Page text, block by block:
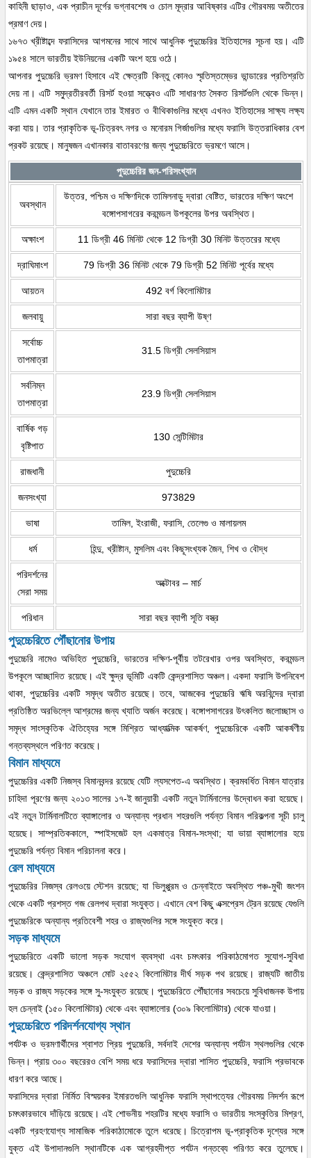
কাহিনী ছাড়াও, এক প্রাচীন দূর্গের ভগ্নাবশেষ ও চোল মূদ্রার আবিষ্কার এটির গৌরবময় অতীতের
প্রমাণ দেয়।
১৬৭৩ খ্রীষ্টাব্দে ফরাসিদের আগমনের সাথে সাথে আধুনিক পুদুচ্চেরির ইতিহাসের সূচনা হয়। এটি
১৯৫৪ সালে ভারতীয় ইউনিয়নের একটি অংশ হয়ে ওঠে।
আপনার পুদুচ্চেরি ভ্রমণ হিসাবে এই ক্ষেত্রটি কিন্তু কোনও স্মৃতিস্তম্ভের ভান্ডারের প্রতিশ্রতি
দেয় না। এটি সমু্দ্রতীরবর্তী রিসর্ট হওয়া সত্ত্বেও এটি সাধারণত সৈকত রিসর্টগুলি থেকে ভিন্ন।
এটি এমন একটি স্থান যেখানে তার ইমারত ও বীথিকাগুলির মধ্যে এখনও ইতিহাসের সাক্ষ্য লক্ষ্য
করা যায়। তার প্রাকৃতিক ভূ-চিত্রবৎ নগর ও মনোরম গির্জাগুলির মধ্যে ফরাসি উত্তরাধিকার বেশ
প্রকট রয়েছে। মানুষজন এখানকার বাতাবরণের জন্য পুদুচ্চেরিতে ভ্রমণে আসে।
পুদুচ্চেরির জন-পরিসংখ্যান
অবস্থান
উত্তর, পশ্চিম ও দক্ষিণদিকে তামিলনাড়ু দ্বারা বেষ্টিত, ভারতের দক্ষিণ অংশে
বঙ্গোপসাগরের করমন্ডল উপকূলের উপর অবস্থিত।
অক্ষাংশ 11 ডিগ্রী 46 মিনিট থেকে 12 ডিগ্রী 30 মিনিট উত্তরের মধ্যে
দ্রাঘিমাংশ 79 ডিগ্রী 36 মিনিট থেকে 79 ডিগ্রী 52 মিনিট পূর্বের মধ্যে
আয়তন 492 বর্গ কিলোমিটার
জলবায়ু সারা বছর ব্যাপী উষ্ণ
সর্বোচ্চ
তাপমাত্রা
31.5 ডিগ্রী সেলসিয়াস
সর্বনিম্ন
তাপমাত্রা
23.9 ডিগ্রী সেলসিয়াস
বার্ষিক গড়
বৃষ্টিপাত
130 সেন্টিমিটার
রাজধানী পুদুচ্চেরি
জনসংখ্যা 973829
ভাষা তামিল, ইংরাজী, ফরাসি, তেলেগু ও মালায়লম
ধর্ম হিন্দু, খ্রীষ্টান, মুসলিম এবং কিছূসংখ্যক জৈন, শিখ ও বৌদ্ধ
পরিদর্শনের
সেরা সময়
অক্টোবর – মার্চ
পরিধান সারা বছর ব্যাপী সূতি বস্ত্র
পুদুচ্চেরিতে পৌঁছানোর উপায়
পুদুচ্চেরি নামেও অভিহিত পুদুচ্চেরি, ভারতের দক্ষিণ-পূর্বীয় তটরেখার ওপর অবস্থিত, করমন্ডল
উপকূলে আচ্ছাদিত রয়েছে। এই ক্ষুদ্র ভূমিটি একটি কেন্দ্রশাসিত অঞ্চল। একদা ফরাসি উপনিবেশ
থাকা, পুদুচ্চেরির একটি সমৃদ্ধ অতীত রয়েছে। তবে, আজকের পুদুচ্চেরি ঋষি অরবিন্দের দ্বারা
প্রতিষ্ঠিত অরভিল্লে আশ্রমের জন্য খ্যাতি অর্জন করেছে। বঙ্গোপসাগরের উৎকলিত জলোচ্ছাস ও
সমৃদ্ধ সাংস্কৃতিক ঐতিহ্যের সঙ্গে মিশ্রিত আধ্যাত্মিক আকর্ষণ, পুদুচ্চেরিকে একটি আকর্ষণীয়
গন্তব্যস্থলে পরিণত করেছে।
বিমান মাধ্যমে
পুদুচ্চেরির একটি নিজস্ব বিমানবন্দর রয়েছে যেটি ল্যসপেত-এ অবস্থিত। ক্রমবর্ধিত বিমান যাত্রার
চাহিদা পূরণের জন্য ২০১৩ সালের ১৭-ই জানুয়ারী একটি নতুন টার্মিনালের উদ্বোধন করা হয়েছে।
এই নতুন টার্মিনালটিতে ব্যাঙ্গালোর ও অন্যান্য প্রধান শহরগুলি পর্যন্ত বিমান পরিকল্পনা সূচী চালু
হয়েছে। সাম্প্রতিককালে, স্পাইসজেট হল একমাত্র বিমান-সংস্থা; যা ভায়া ব্যাঙ্গালোর হয়ে
পুদুচ্চেরি পর্যন্ত বিমান পরিচালনা করে।
রেল মাধ্যমে
পুদুচ্চেরির নিজস্ব রেলওয়ে স্টেশন রয়েছে; যা ভিলুপ্পুরম ও চেন্নাইতে অবস্থিত পঞ্চ-মুখী জংশন
থেকে একটি প্রশস্ত গজ রেলপথ দ্বারা সংযুক্ত। এখানে বেশ কিছু এক্সপ্রেস ট্রেন রয়েছে যেগুলি
পুদুচ্চেরিকে অন্যান্য প্রতিবেশী শহর ও রাজ্যগুলির সঙ্গে সংযুক্ত করে।
সড়ক মাধ্যমে
পুদুচ্চেরিতে একটি ভালো সড়ক সংযোগ ব্যবস্থা এবং চমৎকার পরিকাঠমোগত সুযোগ-সুবিধা
রয়েছে। কেন্দ্রশাসিত অঞ্চলে মোট ২৫৫২ কিলোমিটার দীর্ঘ সড়ক পথ রয়েছে। রাজ্যটি জাতীয়
সড়ক ও রাজ্য সড়কের সঙ্গে সু-সংযুক্ত রয়েছে। পুদুচ্চেরিতে পৌঁছানোর সবচেয়ে সুবিধাজনক উপায়
হল চেন্নাই (১৫০ কিলোমিটার) থেকে এবং ব্যাঙ্গালোর (৩০৯ কিলোমিটার) থেকে যাওয়া।
পুদুচ্চেরিতে পরিদর্শনযোগ্য স্থান
পর্যটক ও ভ্রমণার্থীদের শ্বাশত প্রিয় পুদুচ্চেরি, সর্বদাই দেশের অন্যান্য পর্যটন স্থলগুলির থেকে
ভিন্ন। প্রায় ৩০০ বছরেরও বেশি সময় ধরে ফরাসিদের দ্বারা শাসিত পুদুচ্চেরি, ফরাসি প্রভাবকে
ধারণ করে আছে।
ফরাসিদের দ্বারা নির্মিত বিস্ময়কর ইমারতগুলি আধুনিক ফরাসি স্থাপত্যের গৌরবময় নিদর্শন রূপে
চমৎকারভাবে দাঁড়িয়ে রয়েছে। এই শোভনীয় শহরটির মধ্যে ফরাসি ও ভারতীয় সংস্কৃতির মিশ্রণ,
একটি গ্রহণযোগ্য সামাজিক পরিকাঠামোকে তুলে ধরেছে। চিত্রোপম ভূ-প্রাকৃতিক দৃশ্যের সঙ্গে
যুক্ত এই উপাদানগুলি স্থানটিকে এক আগ্রহদীপ্ত পর্যটন গন্তব্যে পরিণত করে তুলেছে।